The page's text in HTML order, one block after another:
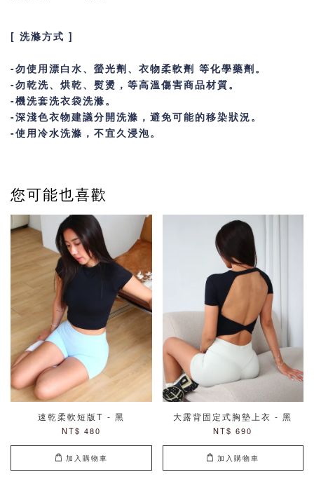
[ 洗滌方式 ]
-勿使用漂白水、螢光劑、衣物柔軟劑 等化學藥劑。
-勿乾洗、烘乾、熨燙，等高溫傷害商品材質。
-機洗套洗衣袋洗滌。
-深淺色衣物建議分開洗滌，避免可能的移染狀況。
-使用冷水洗滌，不宜久浸泡。
您可能也喜歡
速乾柔軟短版T - 黑
NT$ 480
加入購物車
大露背固定式胸墊上衣 - 黑
NT$ 690
加入購物車